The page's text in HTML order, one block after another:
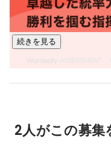
■公式ページやLPが簡
■広告の分析が出来るダ
マ）」
◎DX支援（SaaS）
「mieruupark（ミエル
など
続きを見る
2人がこの募集